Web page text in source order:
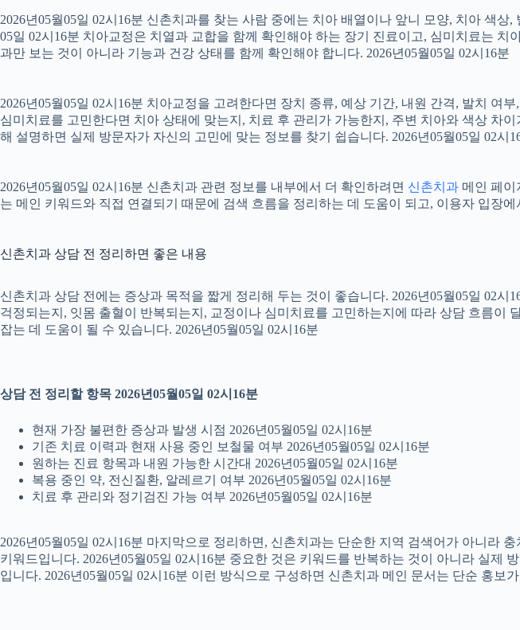
2026년05월05일 02시16분 신촌치과를 찾는 사람 중에는 치아 배열이나 앞니 모양, 치아 색
05일 02시16분 치아교정은 치열과 교합을 함께 확인해야 하는 장기 진료이고, 심미치료는
과만 보는 것이 아니라 기능과 건강 상태를 함께 확인해야 합니다. 2026년05월05일 02시16분
2026년05월05일 02시16분 치아교정을 고려한다면 장치 종류, 예상 기간, 내원 간격, 발치 여
심미치료를 고민한다면 치아 상태에 맞는지, 치료 후 관리가 가능한지, 주변 치아와 색상 차
해 설명하면 실제 방문자가 자신의 고민에 맞는 정보를 찾기 쉽습니다. 2026년05월05일 02시
2026년05월05일 02시16분 신촌치과 관련 정보를 내부에서 더 확인하려면 신촌치과 메인 페이
는 메인 키워드와 직접 연결되기 때문에 검색 흐름을 정리하는 데 도움이 되고, 이용자 입장
신촌치과 상담 전 정리하면 좋은 내용
신촌치과 상담 전에는 증상과 목적을 짧게 정리해 두는 것이 좋습니다. 2026년05월05일 02
걱정되는지, 잇몸 출혈이 반복되는지, 교정이나 심미치료를 고민하는지에 따라 상담 흐름이
잡는 데 도움이 될 수 있습니다. 2026년05월05일 02시16분
상담 전 정리할 항목 2026년05월05일 02시16분
현재 가장 불편한 증상과 발생 시점 2026년05월05일 02시16분
기존 치료 이력과 현재 사용 중인 보철물 여부 2026년05월05일 02시16분
원하는 진료 항목과 내원 가능한 시간대 2026년05월05일 02시16분
복용 중인 약, 전신질환, 알레르기 여부 2026년05월05일 02시16분
치료 후 관리와 정기검진 가능 여부 2026년05월05일 02시16분
2026년05월05일 02시16분 마지막으로 정리하면, 신촌치과는 단순한 지역 검색어가 아니라
키워드입니다. 2026년05월05일 02시16분 중요한 것은 키워드를 반복하는 것이 아니라 실
입니다. 2026년05월05일 02시16분 이런 방식으로 구성하면 신촌치과 메인 문서는 단순 홍